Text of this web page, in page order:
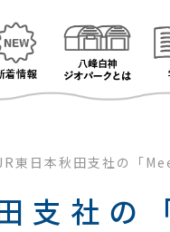
東日本秋田支社の「
支社